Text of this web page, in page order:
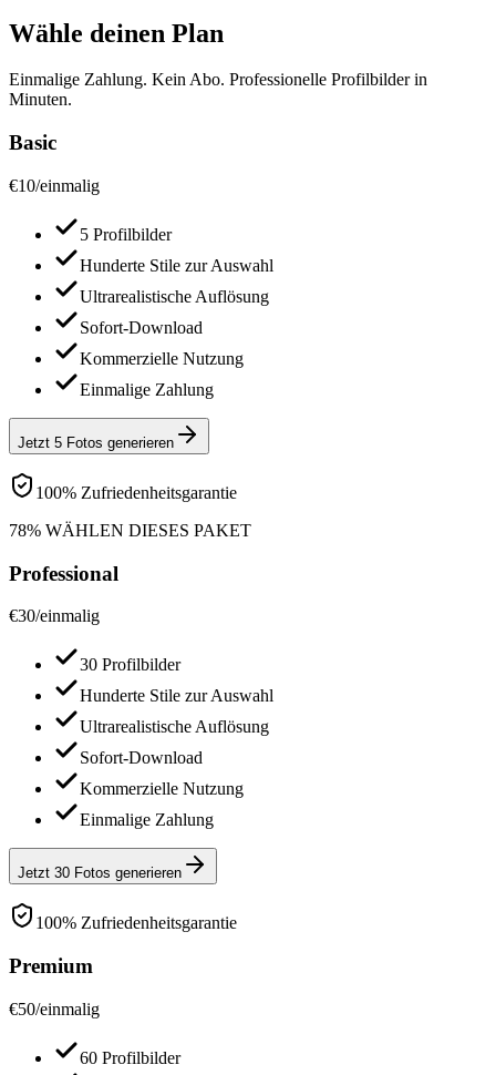
Wähle deinen Plan
Einmalige Zahlung. Kein Abo. Professionelle Profilbilder in
Minuten.
Basic
€10/einmalig
5 Profilbilder
Hunderte Stile zur Auswahl
Ultrarealistische Auflösung
Sofort-Download
Kommerzielle Nutzung
Einmalige Zahlung
Jetzt 5 Fotos generieren
100% Zufriedenheitsgarantie
78% WÄHLEN DIESES PAKET
Professional
€30/einmalig
30 Profilbilder
Hunderte Stile zur Auswahl
Ultrarealistische Auflösung
Sofort-Download
Kommerzielle Nutzung
Einmalige Zahlung
Jetzt 30 Fotos generieren
100% Zufriedenheitsgarantie
Premium
€50/einmalig
60 Profilbilder